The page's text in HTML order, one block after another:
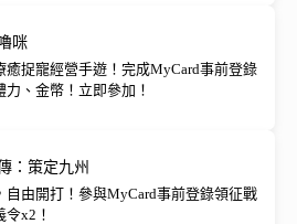
咪
癒捉寵經營手遊！完成MyCard事前登錄
力、金幣！立即參加！
：策定九州
自由開打！參與MyCard事前登錄領征戰
令x2！